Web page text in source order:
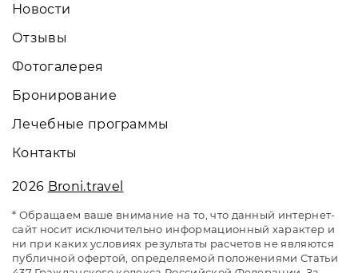
Новости
Отзывы
Фотогалерея
Бронирование
Лечебные программы
Контакты
2026 Broni.travel
* Обращаем ваше внимание на то, что данный интернет-
сайт носит исключительно информационный характер и
ни при каких условиях результаты расчетов не являются
публичной офертой, определяемой положениями Статьи